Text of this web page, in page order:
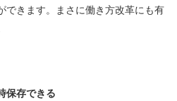
できます。まさに働き方改革にも有
保存できる